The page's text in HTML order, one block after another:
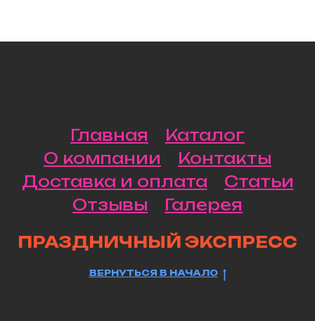
Главная
Каталог
О компании
Контакты
Доставка и оплата
Статьи
Отзывы
Галерея
ПРАЗДНИЧНЫЙ ЭКСПРЕСС
ВЕРНУТЬСЯ В НАЧАЛО